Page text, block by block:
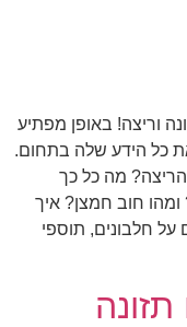
וריצה! באופן מפתיע
כל הידע שלה בתחום.
הריצה? מה כל כך
חוב חמצן? איך
על חלבונים, תוספי